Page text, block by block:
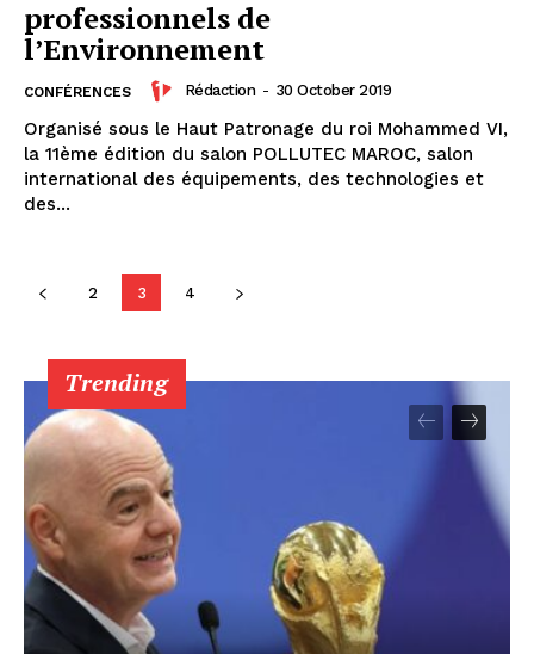
professionnels de
l’Environnement
CONFÉRENCES Rédaction - 30 October 2019
Organisé sous le Haut Patronage du roi Mohammed VI,
la 11ème édition du salon POLLUTEC MAROC, salon
international des équipements, des technologies et
des...
2 3 4
Trending